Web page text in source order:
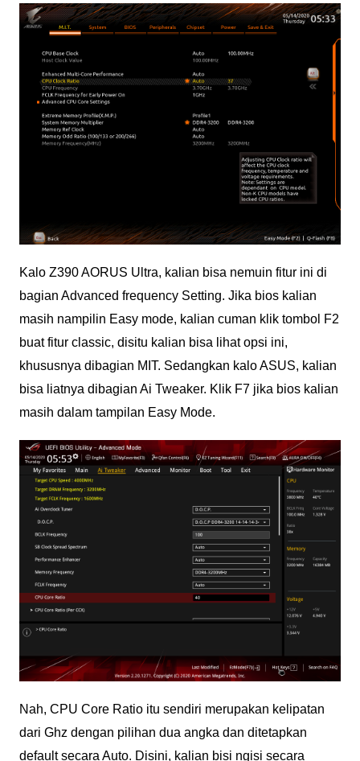
Kalo Z390 AORUS Ultra, kalian bisa nemuin fitur ini di
bagian Advanced frequency Setting. Jika bios kalian
masih nampilin Easy mode, kalian cuman klik tombol F2
buat fitur classic, disitu kalian bisa lihat opsi ini,
khususnya dibagian MIT. Sedangkan kalo ASUS, kalian
bisa liatnya dibagian Ai Tweaker. Klik F7 jika bios kalian
masih dalam tampilan Easy Mode.
Nah, CPU Core Ratio itu sendiri merupakan kelipatan
dari Ghz dengan pilihan dua angka dan ditetapkan
default secara Auto. Disini, kalian bisi ngisi secara